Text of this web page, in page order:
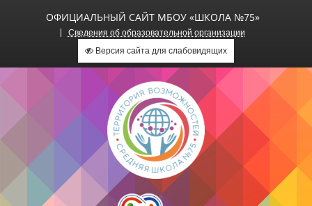
ОФИЦИАЛЬНЫЙ САЙТ МБОУ «ШКОЛА №75»
Сведения об образовательной организации
Версия сайта для слабовидящих
Официальный сайт МБОУ